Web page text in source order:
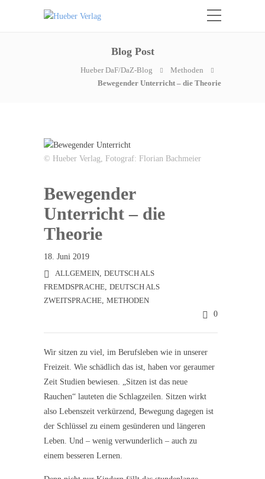
Blog Post
Hueber DaF/DaZ-Blog
Methoden
Bewegender Unterricht – die Theorie
© Hueber Verlag, Fotograf: Florian Bachmeier
Bewegender
Unterricht – die
Theorie
18. Juni 2019
ALLGEMEIN, DEUTSCH ALS
FREMDSPRACHE, DEUTSCH ALS
ZWEITSPRACHE, METHODEN
0
Wir sitzen zu viel, im Berufsleben wie in unserer
Freizeit. Wie schädlich das ist, haben vor geraumer
Zeit Studien bewiesen. „Sitzen ist das neue
Rauchen“ lauteten die Schlagzeilen. Sitzen wirkt
also Lebenszeit verkürzend, Bewegung dagegen ist
der Schlüssel zu einem gesünderen und längeren
Leben. Und – wenig verwunderlich – auch zu
einem besseren Lernen.